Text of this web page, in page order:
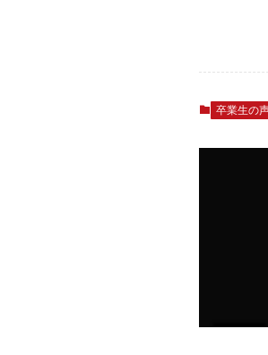
卒業生の